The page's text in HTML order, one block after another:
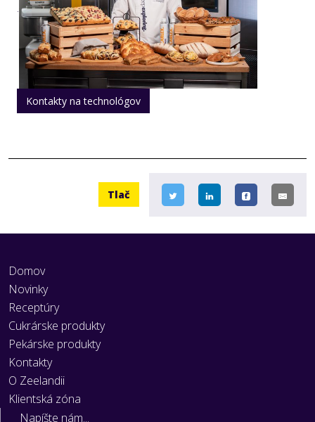
.
Kontakty na technológov
Tlač
Domov
Novinky
Receptúry
Cukrárske produkty
Pekárske produkty
Kontakty
O Zeelandii
Klientská zóna
Napíšte nám...